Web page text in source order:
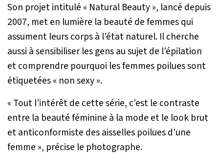
Son projet intitulé « Natural Beauty », lancé depuis
2007, met en lumière la beauté de femmes qui
assument leurs corps à l’état naturel. Il cherche
aussi à sensibiliser les gens au sujet de l’épilation
et comprendre pourquoi les femmes poilues sont
étiquetées « non sexy ».
« Tout l’intérêt de cette série, c’est le contraste
entre la beauté féminine à la mode et le look brut
et anticonformiste des aisselles poilues d’une
femme », précise le photographe.